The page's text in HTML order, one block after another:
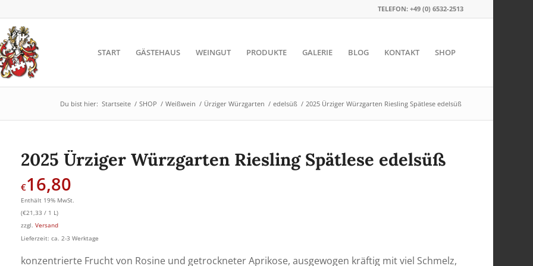
TELEFON: +49 (0) 6532-2513
START GÄSTEHAUS WEINGUT PRODUKTE GALERIE BLOG KONTAKT SHOP
Du bist hier: Startseite / SHOP / Weißwein / Ürziger Würzgarten / edelsüß / 2025 Ürziger Würzgarten Riesling Spätlese edelsüß
2025 Ürziger Würzgarten Riesling Spätlese edelsüß
€16,80
Enthält 19% MwSt.
(€21,33 / 1 L)
zzgl.Versand
Lieferzeit: ca. 2-3 Werktage
konzentrierte Frucht von Rosine und getrockneter Aprikose, ausgewogen kräftig mit viel Schmelz,